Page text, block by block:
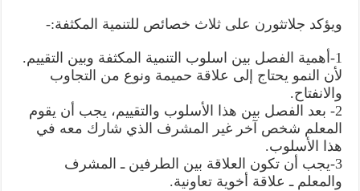
ويؤكد جلاتثورن على ثلاث خصائص للتنمية المكثفة:-
1-أهمية الفصل بين اسلوب التنمية المكثفة وبين التقييم.
لأن النمو يحتاج إلى علاقة حميمة ونوع من التجاوب
والانفتاح.
2- بعد الفصل بين هذا الأسلوب والتقييم، يجب أن يقوم
المعلم شخص آخر غير المشرف الذي شارك معه في
هذا الأسلوب.
3-يجب أن تكون العلاقة بين الطرفين ـ المشرف
والمعلم ـ علاقة أخوية تعاونية.